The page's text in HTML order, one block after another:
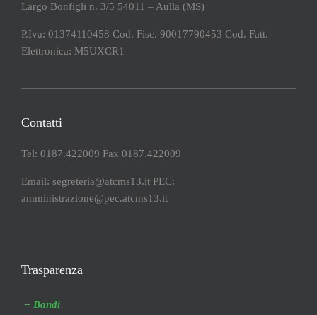
Largo Bonfigli n. 3/5 54011 – Aulla (MS)
P.Iva: 01374110458 Cod. Fisc. 90017790453 Cod. Fatt.
Elettronica: M5UXCR1
Contatti
Tel: 0187.422009 Fax 0187.422009
Email: segreteria@atcms13.it PEC:
amministrazione@pec.atcms13.it
Trasparenza
– Bandi